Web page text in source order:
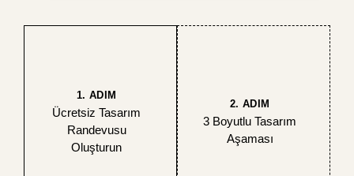
1. ADIM
Ücretsiz Tasarım
Randevusu
Oluşturun
2. ADIM
3 Boyutlu Tasarım
Aşaması